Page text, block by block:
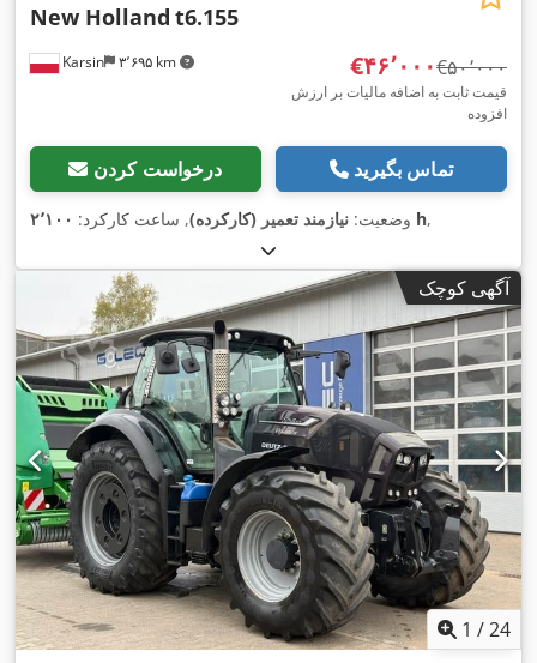
Karsin ۳٬۶۹۵ km
New Holland t6.155
‎€۴۶٬۰۰۰ ‎€۵۰٬۰۰۰
قیمت ثابت به اضافه مالیات بر ارزش
افزوده
درخواست کردن تماس بگیرید
وضعیت: نیازمند تعمیر (کارکرده), ساعت کارکرد: ۲٬۱۰۰ h,
آگهی کوچک
1 /24